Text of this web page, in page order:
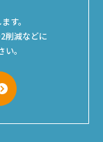
す。
削減などに
。